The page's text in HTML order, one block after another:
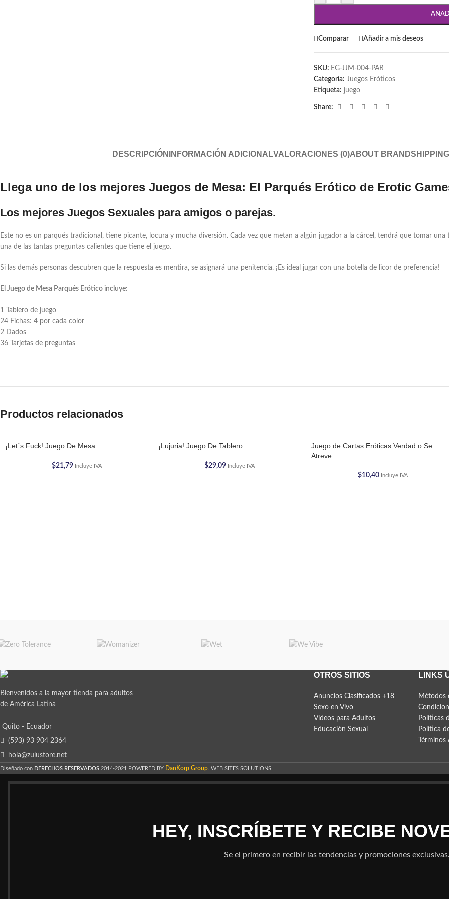
Comparar Añadir a mis deseos
SKU: EG-JJM-004-PAR
Categoría: Juegos Eróticos
Etiqueta: juego
Share:
DESCRIPCIÓN INFORMACIÓN ADICIONALVALORACIONES (0)ABOUT BRAND
Llega uno de los mejores Juegos de Mesa: El Parqués Erótico de Erotic
Los mejores Juegos Sexuales para amigos o parejas.
Este no es un parqués tradicional, tiene picante, locura y mucha diversión. Cada vez que metan a algún jugador a la cárcel, tendrá que tomar
una de las tantas preguntas calientes que tiene el juego.
Si las demás personas descubren que la respuesta es mentira, se asignará una penitencia. ¡Es ideal jugar con una botella de licor de preferencia!
El Juego de Mesa Parqués Erótico incluye:
1 Tablero de juego
24 Fichas: 4 por cada color
2 Dados
36 Tarjetas de preguntas
Productos relacionados
¡Let´s Fuck! Juego De Mesa
$21,79 Incluye IVA
¡Lujuria! Juego De Tablero
$29,09 Incluye IVA
Juego de Cartas Eróticas Verdad o Se
Atreve
$10,40 Incluye IVA
Bienvenidos a la mayor tienda para adultos
de América Latina
Quito - Ecuador
(593) 93 904 2364
hola@zulustore.net
OTROS SITIOS
Anuncios Clasificados +18
Sexo en Vivo
Videos para Adultos
Educación Sexual
LINKS
Métodos
Políticas
Política
Diseñado con DERECHOS RESERVADOS 2014-2021 POWERED BY DanKorp Group . WEB SITES SOLUTIONS
HEY, INSCRÍBETE Y RECIBE
Se el primero en recibir las tendencias y promociones exclusivas.